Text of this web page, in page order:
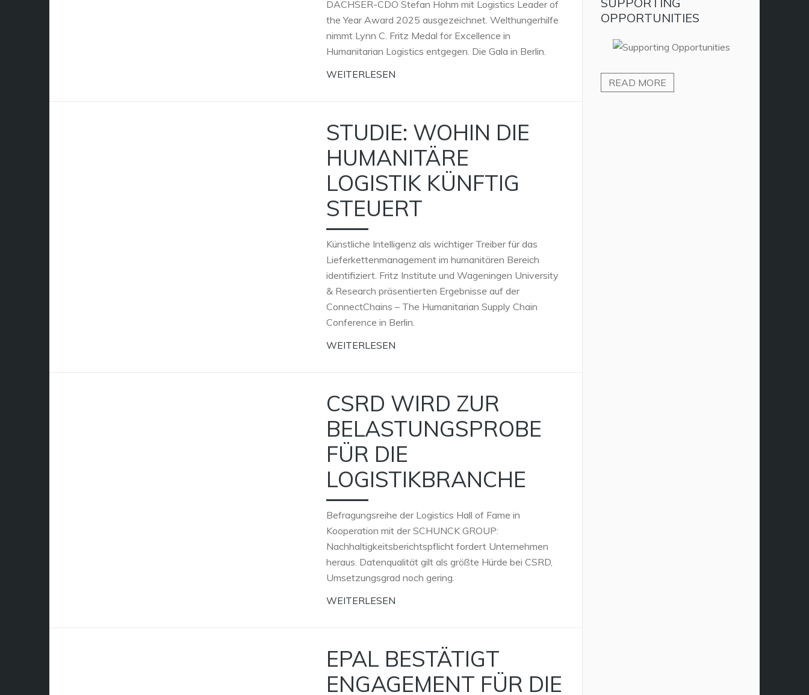
DACHSER-CDO Stefan Hohm mit Logistics Leader of
the Year Award 2025 ausgezeichnet. Welthungerhilfe
nimmt Lynn C. Fritz Medal for Excellence in
Humanitarian Logistics entgegen. Die Gala in Berlin.
WEITERLESEN
STUDIE: WOHIN DIE
HUMANITÄRE
LOGISTIK KÜNFTIG
STEUERT
Künstliche Intelligenz als wichtiger Treiber für das
Lieferkettenmanagement im humanitären Bereich
identifiziert. Fritz Institute und Wageningen University
& Research präsentierten Ergebnisse auf der
ConnectChains – The Humanitarian Supply Chain
Conference in Berlin.
WEITERLESEN
CSRD WIRD ZUR
BELASTUNGSPROBE
FÜR DIE
LOGISTIKBRANCHE
Befragungsreihe der Logistics Hall of Fame in
Kooperation mit der SCHUNCK GROUP:
Nachhaltigkeitsberichtspflicht fordert Unternehmen
heraus. Datenqualität gilt als größte Hürde bei CSRD,
Umsetzungsgrad noch gering.
WEITERLESEN
EPAL BESTÄTIGT
ENGAGEMENT FÜR DIE
OPPORTUNITIES
READ MORE